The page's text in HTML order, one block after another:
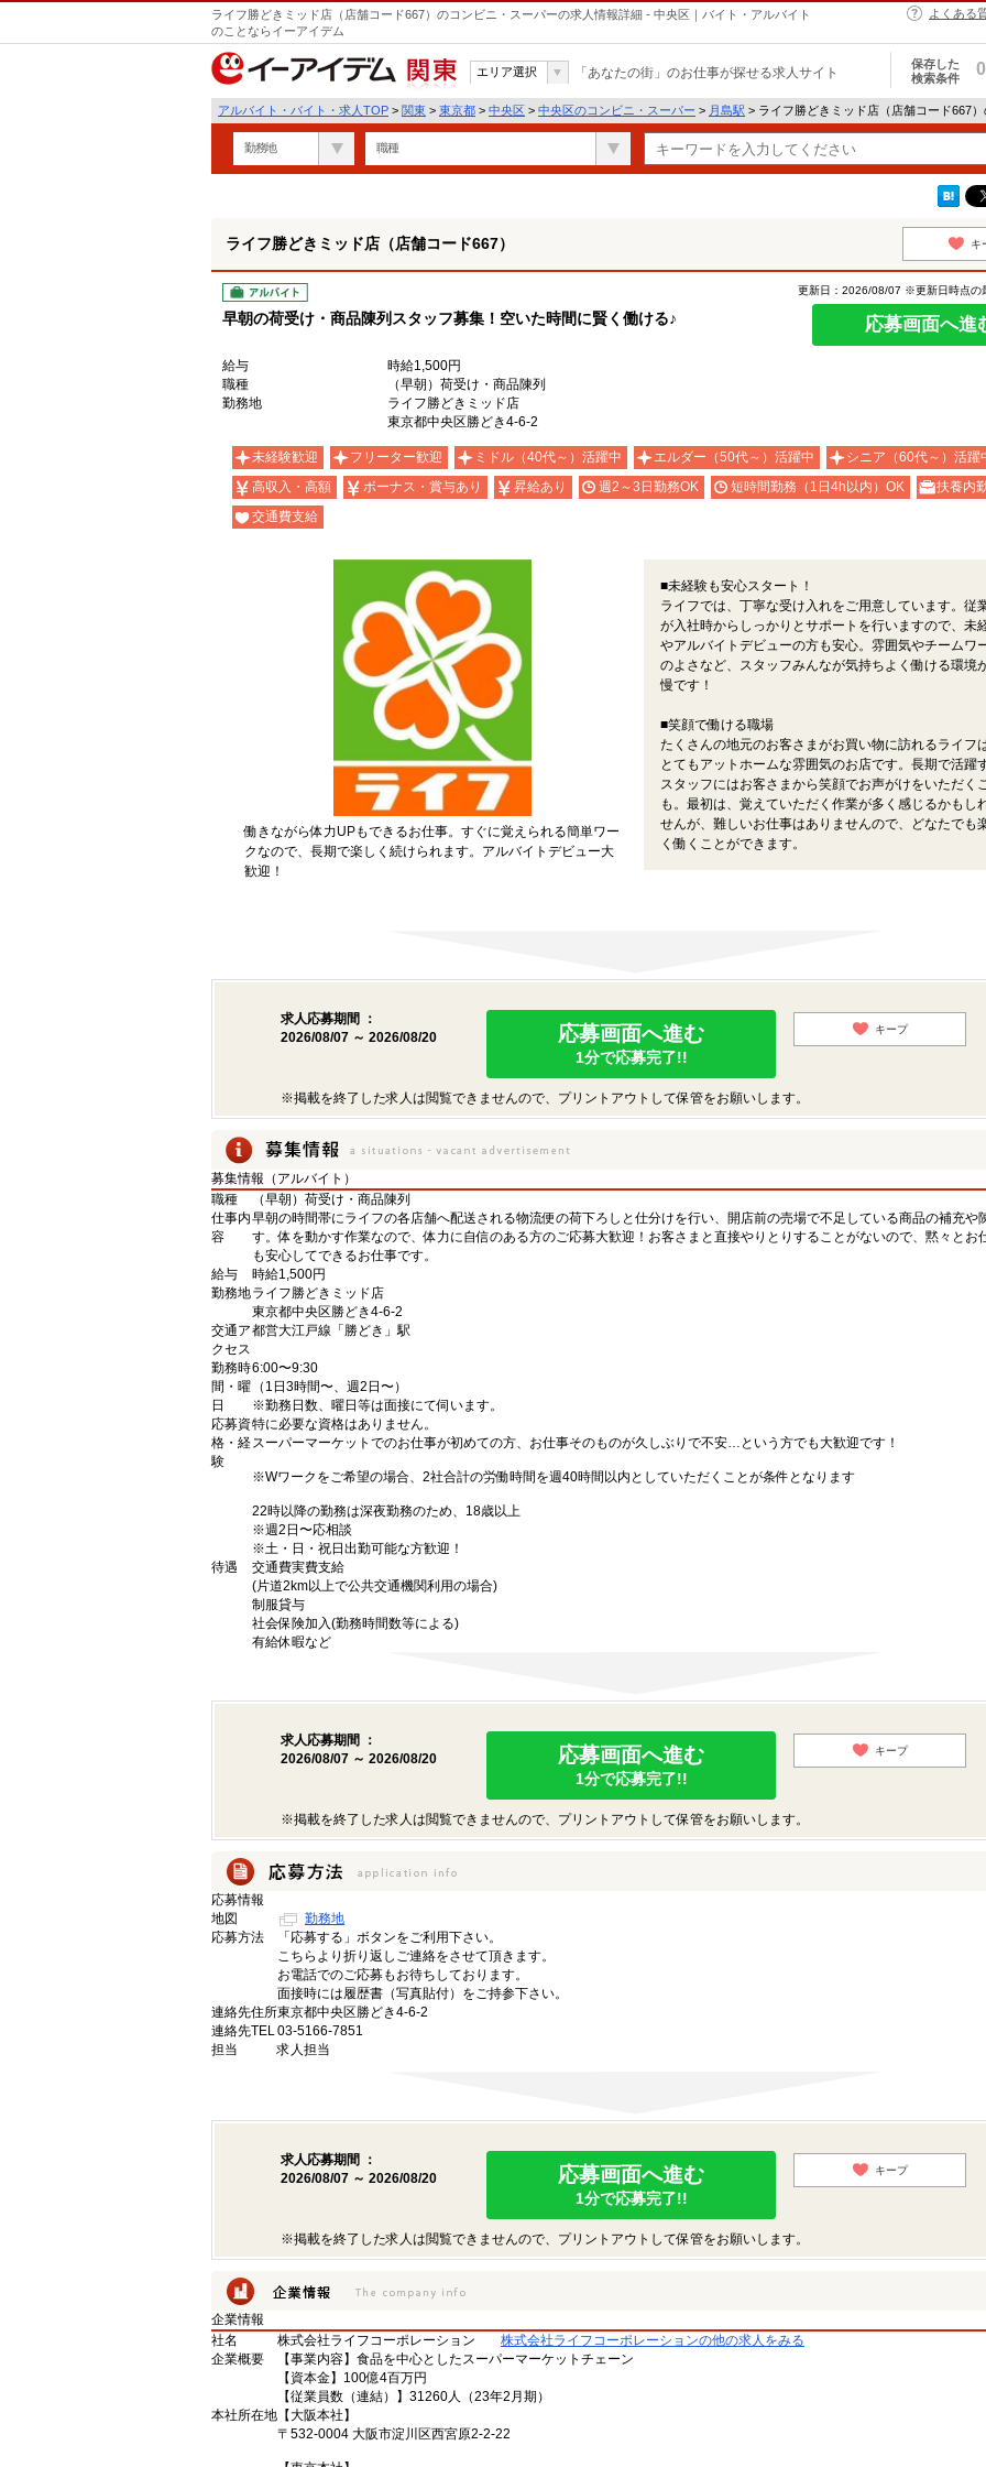
ライフ勝どきミッド店（店舗コード667）のコンビニ・スーパーの求人情報詳細 - 中央区｜バイト・アルバイト
のことならイーアイデム
よくある
関東
エリア選択 「あなたの街」のお仕事が探せる求人サイト
保存した
検索条件
0
アルバイト・バイト・求人TOP > 関東 > 東京都 > 中央区 > 中央区のコンビニ・スーパー > 月島駅 > ライフ勝どきミッド店（店舗コード667
勤務地 職種
ライフ勝どきミッド店（店舗コード667） キ
アルバイト
早朝の荷受け・商品陳列スタッフ募集！空いた時間に賢く働ける♪
更新日：2026/08/07 ※更新日時点の
応募画面へ進
給与
時給1,500円
職種
（早朝）荷受け・商品陳列
勤務地
ライフ勝どきミッド店
東京都中央区勝どき4-6-2
未経験歓迎 フリーター歓迎 ミドル（40代～）活躍中 エルダー（50代～）活躍中
シニア（60代～）活躍
高収入・高額
ボーナス・賞与あり 昇給あり 週2～3日勤務OK 短時間勤務（1日4h以内）OK
扶養内
交通費支給
働きながら体力UPもできるお仕事。すぐに覚えられる簡単ワー
クなので、長期で楽しく続けられます。アルバイトデビュー大
歓迎！
■未経験も安心スタート！
ライフでは、丁寧な受け入れをご用意しています。従
が入社時からしっかりとサポートを行いますので、未
やアルバイトデビューの方も安心。雰囲気やチームワ
のよさなど、スタッフみんなが気持ちよく働ける環境
慢です！
■笑顔で働ける職場
たくさんの地元のお客さまがお買い物に訪れるライフは
とてもアットホームな雰囲気のお店です。長期で活躍
スタッフにはお客さまから笑顔でお声がけをいただく
も。最初は、覚えていただく作業が多く感じるかもし
せんが、難しいお仕事はありませんので、どなたでも
く働くことができます。
求人応募期間 ：
2026/08/07 ～ 2026/08/20
応募画面へ進む
1分で応募完了!!
キープ
※掲載を終了した求人は閲覧できませんので、プリントアウトして保管をお願いします。
募集情報（アルバイト）
職種
（早朝）荷受け・商品陳列
仕事内
容
早朝の時間帯にライフの各店舗へ配送される物流便の荷下ろしと仕分けを行い、開店前の売場で不足している商品の補充や
す。体を動かす作業なので、体力に自信のある方のご応募大歓迎！お客さまと直接やりとりすることがないので、黙々とお
も安心してできるお仕事です。
給与
時給1,500円
勤務地ライフ勝どきミッド店
東京都中央区勝どき4-6-2
交通ア
クセス
都営大江戸線「勝どき」駅
勤務時
間・曜
日
6:00〜9:30
（1日3時間〜、週2日〜）
※勤務日数、曜日等は面接にて伺います。
応募資
格・経
験
特に必要な資格はありません。
スーパーマーケットでのお仕事が初めての方、お仕事そのものが久しぶりで不安…という方でも大歓迎です！
※Wワークをご希望の場合、2社合計の労働時間を週40時間以内としていただくことが条件となります
22時以降の勤務は深夜勤務のため、18歳以上
※週2日〜応相談
※土・日・祝日出勤可能な方歓迎！
待遇
交通費実費支給
(片道2km以上で公共交通機関利用の場合)
制服貸与
社会保険加入(勤務時間数等による)
有給休暇など
求人応募期間 ：
2026/08/07 ～ 2026/08/20
応募画面へ進む
1分で応募完了!!
キープ
※掲載を終了した求人は閲覧できませんので、プリントアウトして保管をお願いします。
応募情報
地図
勤務地
応募方法
「応募する」ボタンをご利用下さい。
こちらより折り返しご連絡をさせて頂きます。
お電話でのご応募もお待ちしております。
面接時には履歴書（写真貼付）をご持参下さい。
連絡先住所東京都中央区勝どき4-6-2
連絡先TEL03-5166-7851
担当
求人担当
求人応募期間 ：
2026/08/07 ～ 2026/08/20
応募画面へ進む
1分で応募完了!!
キープ
※掲載を終了した求人は閲覧できませんので、プリントアウトして保管をお願いします。
企業情報
社名
株式会社ライフコーポレーション
株式会社ライフコーポレーションの他の求人をみる
企業概要
【事業内容】食品を中心としたスーパーマーケットチェーン
【資本金】100億4百万円
【従業員数（連結）】31260人（23年2月期）
本社所在地 【大阪本社】
〒532-0004 大阪市淀川区西宮原2-2-22